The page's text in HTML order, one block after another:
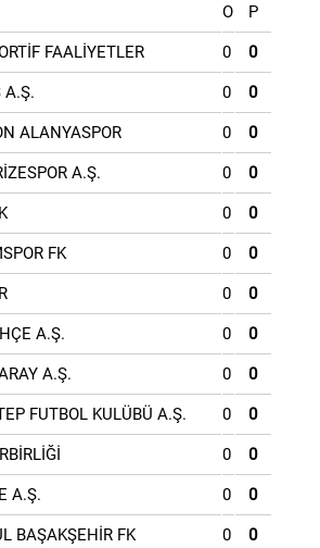
O P
FAALİYETLER 0 0
A.Ş. 0 0
ALANYASPOR 0 0
A.Ş. 0 0
0 0
FK 0 0
0 0
A.Ş. 0 0
A.Ş. 0 0
FUTBOL KULÜBÜ A.Ş. 0 0
0 0
A.Ş. 0 0
BAŞAKŞEHİR FK 0 0